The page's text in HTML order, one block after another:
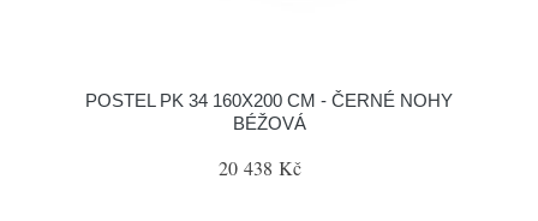
POSTEL PK 34 160X200 CM - ČERNÉ NOHY
BÉŽOVÁ
20 438 Kč